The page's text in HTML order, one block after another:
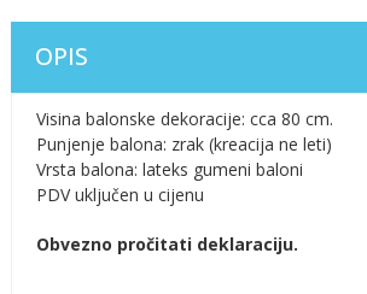
OPIS
Visina balonske dekoracije: cca 80 cm.
Punjenje balona: zrak (kreacija ne leti)
Vrsta balona: lateks gumeni baloni
PDV uključen u cijenu
Obvezno pročitati deklaraciju.